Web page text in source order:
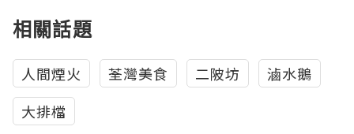
相關話題
人間煙火 荃灣美食 二陂坊
滷水鵝
大排檔